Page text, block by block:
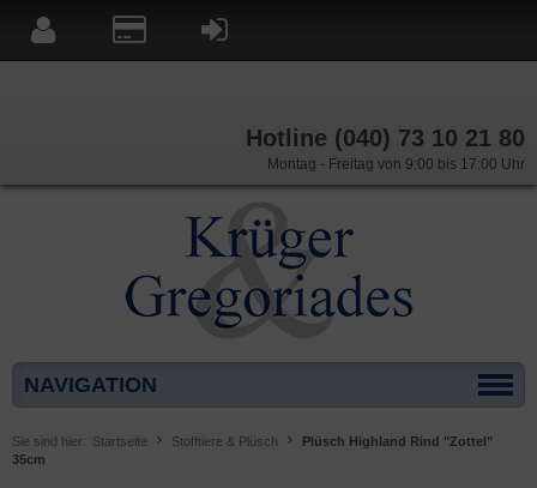
Hotline (040) 73 10 21 80
Montag - Freitag von 9:00 bis 17:00 Uhr
NAVIGATION
Sie sind hier: Startseite Stofftiere & Plüsch
Plüsch Highland Rind "Zottel"
35cm